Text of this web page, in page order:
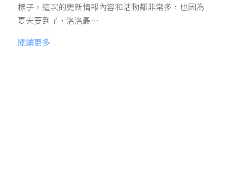
樣子，這次的更新情報內容和活動都非常多，也因為
夏天要到了，洛洛最…
閱讀更多